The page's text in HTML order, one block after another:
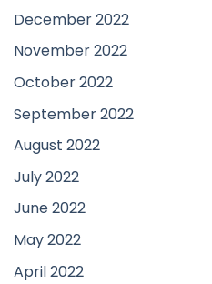
December 2022
November 2022
October 2022
September 2022
August 2022
July 2022
June 2022
May 2022
April 2022